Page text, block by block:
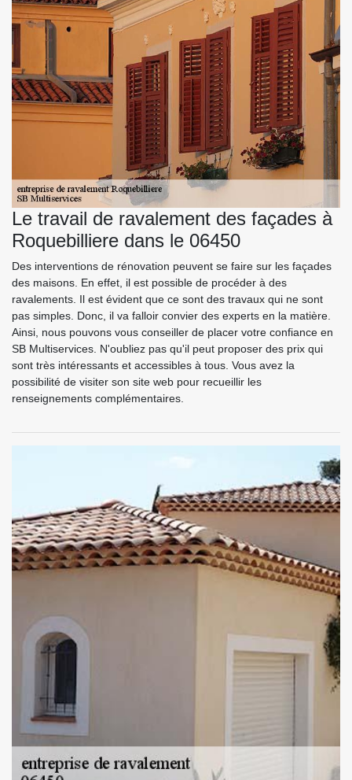
Le travail de ravalement des façades à
Roquebilliere dans le 06450
Des interventions de rénovation peuvent se faire sur les façades
des maisons. En effet, il est possible de procéder à des
ravalements. Il est évident que ce sont des travaux qui ne sont
pas simples. Donc, il va falloir convier des experts en la matière.
Ainsi, nous pouvons vous conseiller de placer votre confiance en
SB Multiservices. N'oubliez pas qu'il peut proposer des prix qui
sont très intéressants et accessibles à tous. Vous avez la
possibilité de visiter son site web pour recueillir les
renseignements complémentaires.